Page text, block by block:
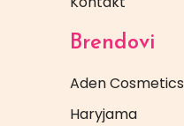
Brendovi
Aden Cosmetics
Haryjama